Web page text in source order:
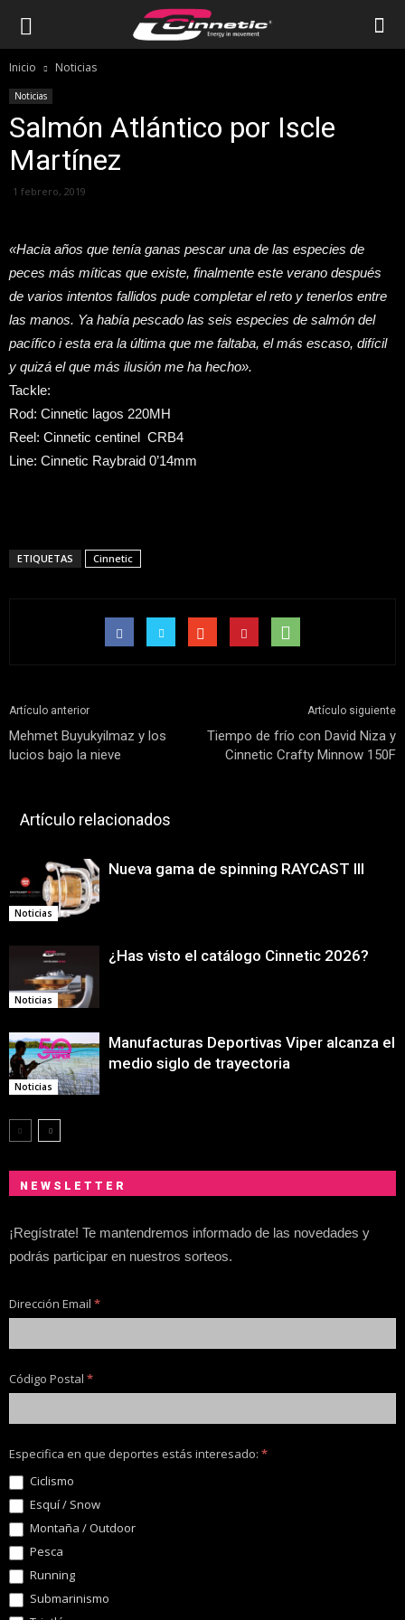
Inicio Noticias
Noticias
Salmón Atlántico por Iscle
Martínez
1 febrero, 2019
«Hacia años que tenía ganas pescar una de las especies de
peces más míticas que existe, finalmente este verano después
de varios intentos fallidos pude completar el reto y tenerlos entre
las manos. Ya había pescado las seis especies de salmón del
pacífico i esta era la última que me faltaba, el más escaso, difícil
y quizá el que más ilusión me ha hecho».
Tackle:
Rod: Cinnetic lagos 220MH
Reel: Cinnetic centinel CRB4
Line: Cinnetic Raybraid 0’14mm
ETIQUETAS Cinnetic
Artículo anterior
Mehmet Buyukyilmaz y los
lucios bajo la nieve
Artículo siguiente
Tiempo de frío con David Niza y
Cinnetic Crafty Minnow 150F
Artículo relacionados
Noticias
Nueva gama de spinning RAYCAST III
Noticias
¿Has visto el catálogo Cinnetic 2026?
Noticias
Manufacturas Deportivas Viper alcanza el
medio siglo de trayectoria
NEWSLETTER
¡Regístrate! Te mantendremos informado de las novedades y
podrás participar en nuestros sorteos.
Dirección Email *
Código Postal *
Especifica en que deportes estás interesado: *
Ciclismo
Esquí / Snow
Montaña / Outdoor
Pesca
Running
Submarinismo